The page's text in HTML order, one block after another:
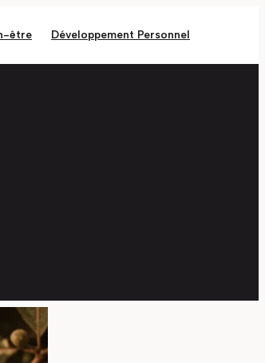
être Développement Personnel